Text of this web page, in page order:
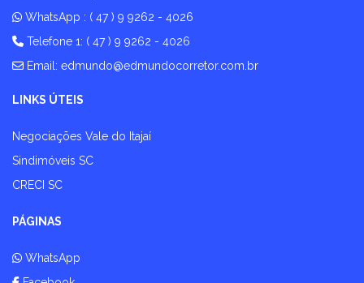
WhatsApp : ( 47 ) 9 9262 - 4026
Telefone 1: ( 47 ) 9 9262 - 4026
Email: edmundo@edmundocorretor.com.br
LINKS ÚTEIS
Negociações Vale do Itajaí
Sindimóveis SC
CRECI SC
PÁGINAS
WhatsApp